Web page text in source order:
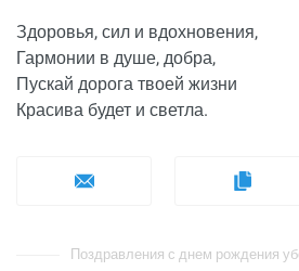
Здоровья, сил и вдохновения,
Гармонии в душе, добра,
Пускай дорога твоей жизни
Красива будет и светла.
Поздравления с днем рождения